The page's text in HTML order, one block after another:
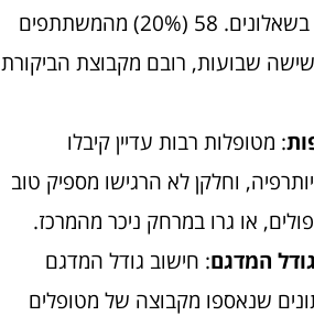
או לא הושלמו בשאלונים. 58 (20%) מהמשתתפים
שבועות, רובם מקבוצת הביקורת
: מטופלות רבות עדיין קיבלו
וחלקן לא הרגישו מספיק טוב
או גרו במרחק ניכר מהמרכז.
המדגם: חישוב גודל המדגם
שנאספו מקבוצה של מטופלים